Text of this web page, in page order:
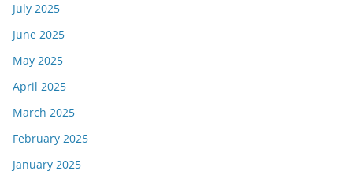
July 2025
June 2025
May 2025
April 2025
March 2025
February 2025
January 2025